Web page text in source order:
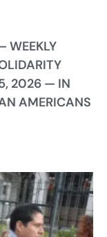
WEEKLY
2026 — IN
AMERICANS